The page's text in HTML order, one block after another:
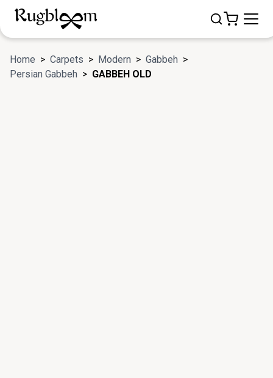
Home > Carpets > Modern > Gabbeh >
Persian Gabbeh > GABBEH OLD